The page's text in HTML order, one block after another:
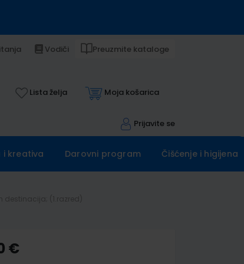
Vodiči Preuzmite kataloge
Lista želja Moja košarica
Prijavite se
i kreativa Darovni program Čišćenje i higijena
€